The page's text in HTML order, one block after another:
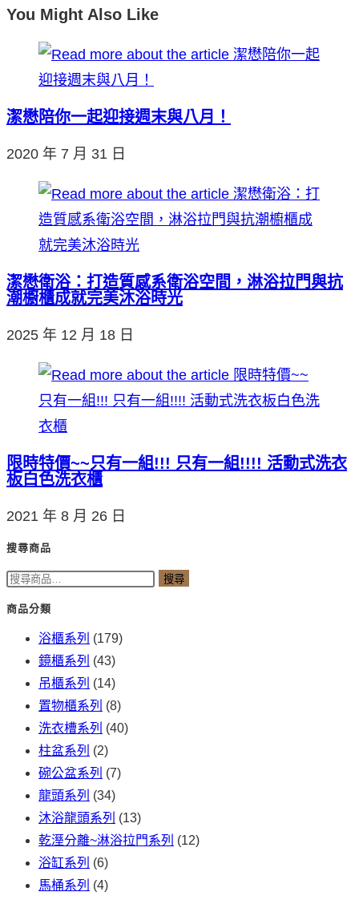
You Might Also Like
潔懋陪你一起迎接週末與八月！
2020 年 7 月 31 日
潔懋衛浴：打造質感系衛浴空間，淋浴拉門與抗
潮櫥櫃成就完美沐浴時光
2025 年 12 月 18 日
限時特價~~只有一組!!! 只有一組!!!! 活動式洗衣
板白色洗衣櫃
2021 年 8 月 26 日
搜尋商品
搜
尋
搜尋
商品分類
浴櫃系列 (179)
鏡櫃系列 (43)
吊櫃系列 (14)
置物櫃系列 (8)
洗衣槽系列 (40)
柱盆系列 (2)
碗公盆系列 (7)
龍頭系列 (34)
沐浴龍頭系列 (13)
乾溼分離~淋浴拉門系列 (12)
浴缸系列 (6)
馬桶系列 (4)